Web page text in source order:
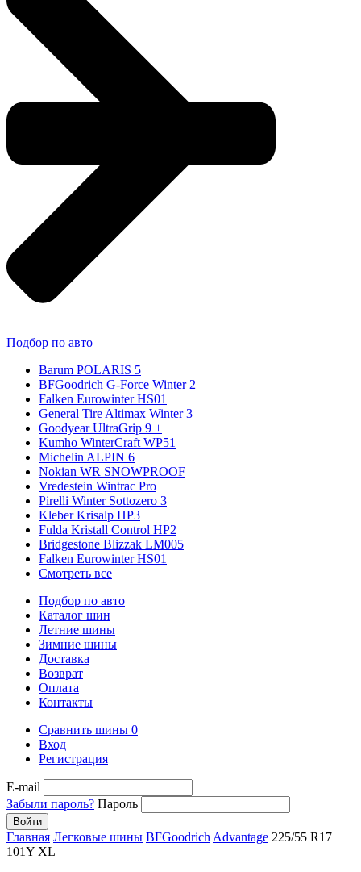
Подбор по авто
Barum POLARIS 5
BFGoodrich G-Force Winter 2
Falken Eurowinter HS01
General Tire Altimax Winter 3
Goodyear UltraGrip 9 +
Kumho WinterCraft WP51
Michelin ALPIN 6
Nokian WR SNOWPROOF
Vredestein Wintrac Pro
Pirelli Winter Sottozero 3
Kleber Krisalp HP3
Fulda Kristall Control HP2
Bridgestone Blizzak LM005
Falken Eurowinter HS01
Смотреть все
Подбор по авто
Каталог шин
Летние шины
Зимние шины
Доставка
Возврат
Оплата
Контакты
Сравнить шины 0
Вход
Регистрация
E-mail
Забыли пароль? Пароль
Войти
Главная Легковые шины BFGoodrichAdvantage 225/55 R17
101Y XL